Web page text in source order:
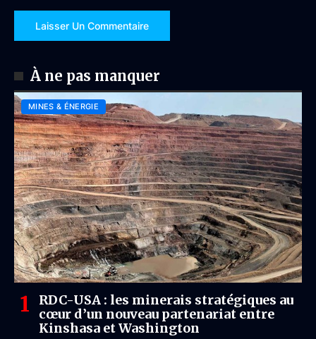
À ne pas manquer
MINES & ÉNERGIE
RDC-USA : les minerais stratégiques au
cœur d’un nouveau partenariat entre
Kinshasa et Washington